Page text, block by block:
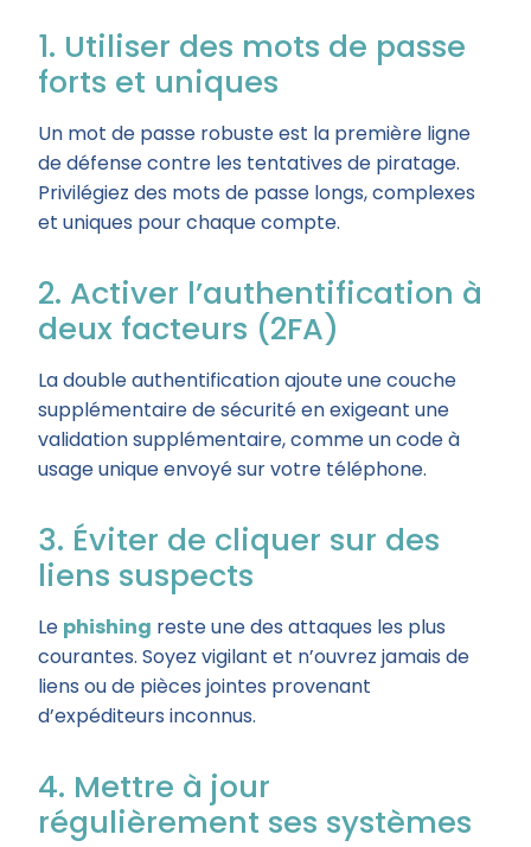
1. Utiliser des mots de passe
forts et uniques
Un mot de passe robuste est la première ligne
de défense contre les tentatives de piratage.
Privilégiez des mots de passe longs, complexes
et uniques pour chaque compte.
2. Activer l’authentification à
deux facteurs (2FA)
La double authentification ajoute une couche
supplémentaire de sécurité en exigeant une
validation supplémentaire, comme un code à
usage unique envoyé sur votre téléphone.
3. Éviter de cliquer sur des
liens suspects
Le phishing reste une des attaques les plus
courantes. Soyez vigilant et n’ouvrez jamais de
liens ou de pièces jointes provenant
d’expéditeurs inconnus.
4. Mettre à jour
régulièrement ses systèmes